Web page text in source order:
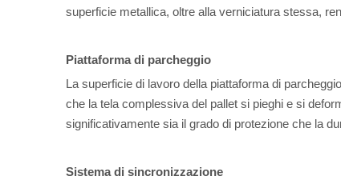
superficie metallica, oltre alla verniciatura stessa,
Piattaforma di parcheggio
La superficie di lavoro della piattaforma di
che la tela complessiva del pallet si pieghi e si
significativamente sia il grado di protezione che la
Sistema di sincronizzazione